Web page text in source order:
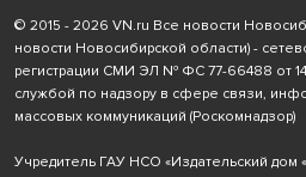
© 2015 - 2026 VN.ru Все новости
новости Новосибирской области) -
регистрации СМИ ЭЛ № ФС 77-66488 от
службой по надзору в сфере связи,
массовых коммуникаций (Роскомнадзор)
Учредитель ГАУ НСО «Издательский дом